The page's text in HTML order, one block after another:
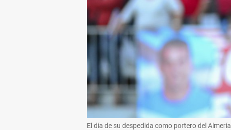
El día de su despedida como portero del